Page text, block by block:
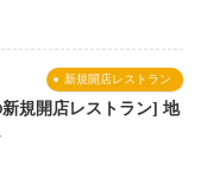
新規開店レストラン
規開店レストラン] 地